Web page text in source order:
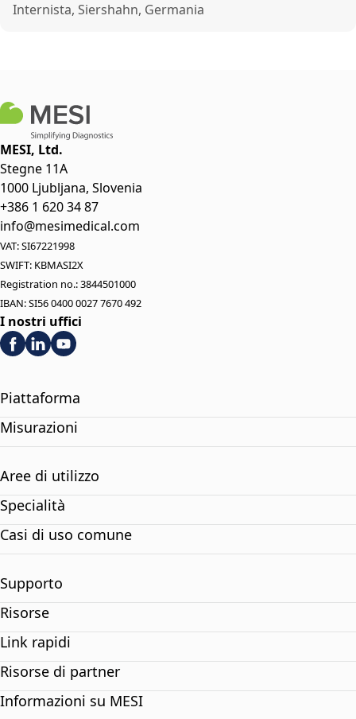
Internista, Siershahn, Germania
MESI, Ltd.
Stegne 11A
1000 Ljubljana, Slovenia
+386 1 620 34 87
info@mesimedical.com
VAT: SI67221998
SWIFT: KBMASI2X
Registration no.: 3844501000
IBAN: SI56 0400 0027 7670 492
I nostri uffici
Piattaforma
Misurazioni
Aree di utilizzo
Specialità
Casi di uso comune
Supporto
Risorse
Link rapidi
Risorse di partner
Informazioni su MESI